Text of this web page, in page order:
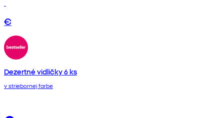
€
Dezertné vidličky 6 ks
v striebornej farbe